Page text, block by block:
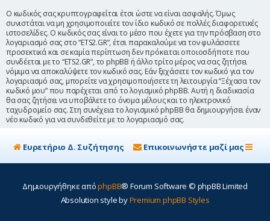
Ο κωδικός σας κρυπτογραφείται έτσι ώστε να είναι ασφαλής. Όμως
συνιστάται να μη χρησιμοποιείτε τον ίδιο κωδικό σε πολλές διαφορετικές
ιστοσελίδες. Ο κωδικός σας είναι το μέσο που έχετε για την πρόσβαση στο
λογαριασμό σας στο “ETS2.GR”, έτσι παρακαλούμε να τον φυλάσσετε
προσεκτικά και σε καμία περίπτωση δεν πρόκειται οποιοσδήποτε που
συνδέεται με το “ETS2.GR”, το phpBB ή άλλο τρίτο μέρος να σας ζητήσει
νόμιμα να αποκαλύψετε τον κωδικό σας. Εάν ξεχάσετε τον κωδικό για τον
λογαριασμό σας, μπορείτε να χρησιμοποιήσετε τη λειτουργία “Ξέχασα τον
κωδικό μου” που παρέχεται από το λογισμικό phpBB. Αυτή η διαδικασία
θα σας ζητήσει να υποβάλετε το όνομα μέλους και το ηλεκτρονικό
ταχυδρομείο σας. Στη συνέχεια το λογισμικό phpBB θα δημιουργήσει έναν
νέο κωδικό για να συνδεθείτε με το λογαριασμό σας.
Ευρετήριο Δ. Συζήτησης Επικοινωνήστε μαζί μας
Δημιουργήθηκε απόphpBB® Forum Software © phpBB Limited
Absolution style byPremium phpBB Styles